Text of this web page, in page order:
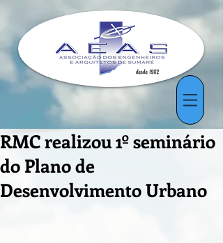
RMC realizou 1º seminário
do Plano de
Desenvolvimento Urbano